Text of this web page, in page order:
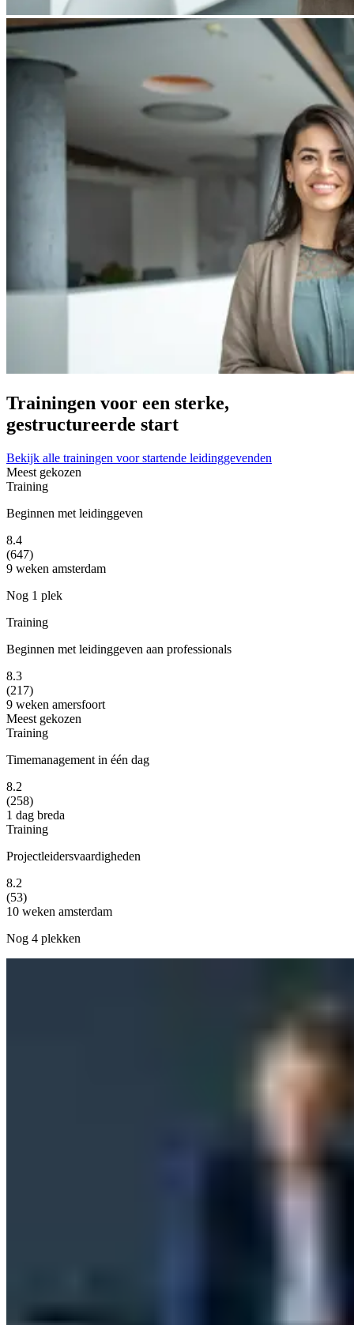
Trainingen voor een sterke,
gestructureerde start
Bekijk alle trainingen voor startende leidinggevenden
Meest gekozen
Training
Beginnen met leidinggeven
8.4
(647)
9 weken amsterdam
Nog 1 plek
Training
Beginnen met leidinggeven aan professionals
8.3
(217)
9 weken amersfoort
Meest gekozen
Training
Timemanagement in één dag
8.2
(258)
1 dag breda
Training
Projectleidersvaardigheden
8.2
(53)
10 weken amsterdam
Nog 4 plekken